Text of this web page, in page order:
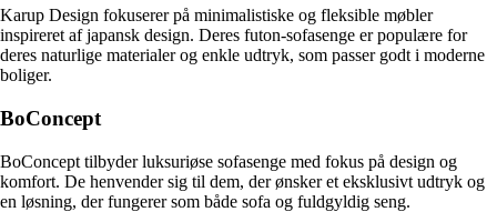
Karup Design fokuserer på minimalistiske og fleksible møbler
inspireret af japansk design. Deres futon-sofasenge er populære for
deres naturlige materialer og enkle udtryk, som passer godt i moderne
boliger.
BoConcept
BoConcept tilbyder luksuriøse sofasenge med fokus på design og
komfort. De henvender sig til dem, der ønsker et eksklusivt udtryk og
en løsning, der fungerer som både sofa og fuldgyldig seng.